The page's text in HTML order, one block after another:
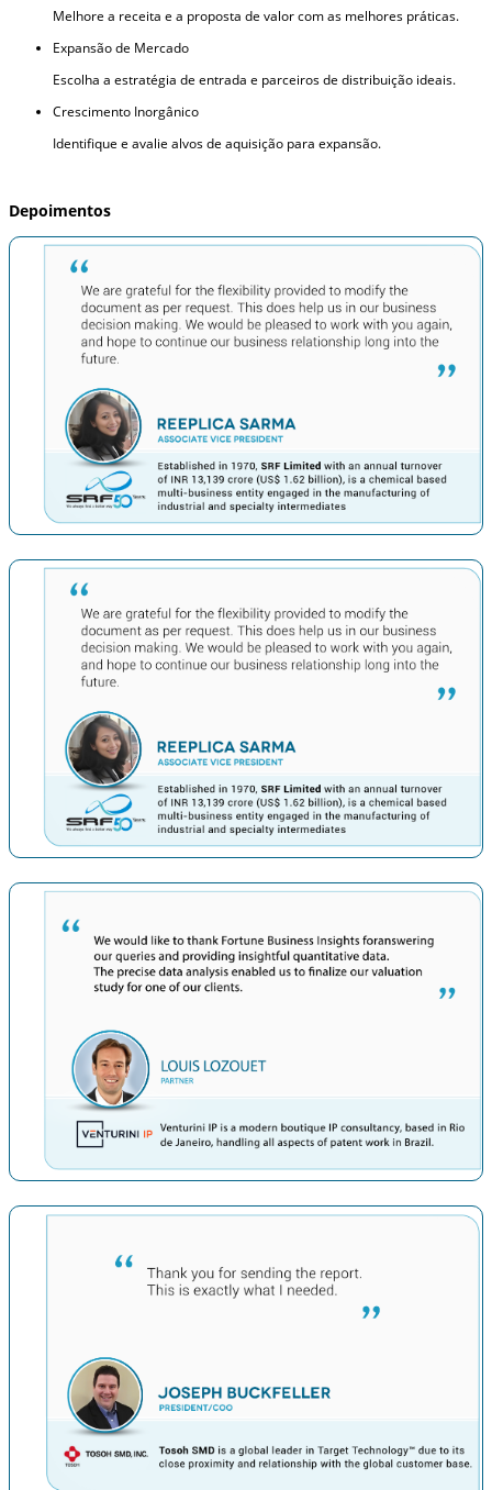
Melhore a receita e a proposta de valor com as melhores práticas.
Expansão de Mercado
Escolha a estratégia de entrada e parceiros de distribuição ideais.
Crescimento Inorgânico
Identifique e avalie alvos de aquisição para expansão.
Depoimentos